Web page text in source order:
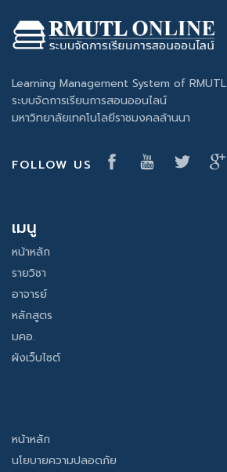
Learning Management System of RMUTL
ระบบจัดการเรียนการสอนออนไลน์
มหาวิทยาลัยเทคโนโลยีราชมงคลล้านนา
FOLLOW US
เมนู
หน้าหลัก
รายวิชา
อาจารย์
หลักสูตร
มคอ.
ผังเว็บไซต์
หน้าหลัก
นโยบายความปลอดภัย